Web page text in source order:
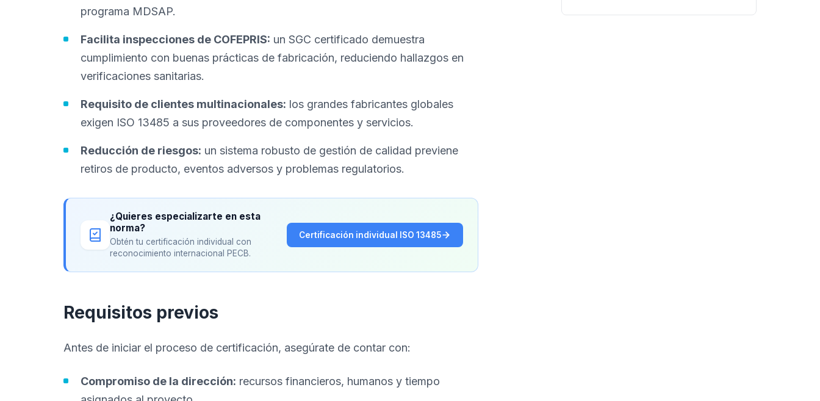
programa MDSAP.
Facilita inspecciones de COFEPRIS: un SGC certificado demuestra
cumplimiento con buenas prácticas de fabricación, reduciendo hallazgos en
verificaciones sanitarias.
Requisito de clientes multinacionales: los grandes fabricantes globales
exigen ISO 13485 a sus proveedores de componentes y servicios.
Reducción de riesgos: un sistema robusto de gestión de calidad previene
retiros de producto, eventos adversos y problemas regulatorios.
¿Quieres especializarte en esta
norma?
Obtén tu certificación individual con
reconocimiento internacional PECB.
Certificación individual ISO 13485
Requisitos previos
Antes de iniciar el proceso de certificación, asegúrate de contar con:
Compromiso de la dirección: recursos financieros, humanos y tiempo